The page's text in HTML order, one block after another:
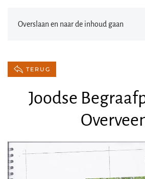
Overslaan en naar de inhoud gaan
TERUG
Joodse